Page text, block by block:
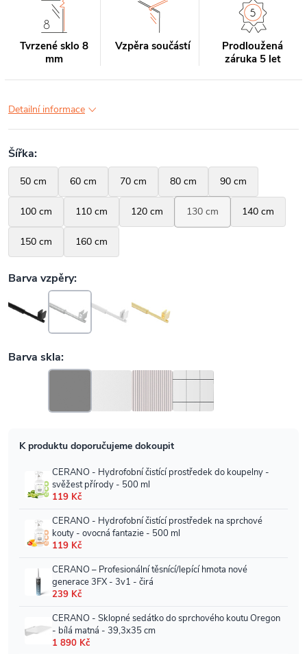
Tvrzené sklo 8
mm
Vzpěra součástí
Prodloužená
záruka 5 let
Detailní informace